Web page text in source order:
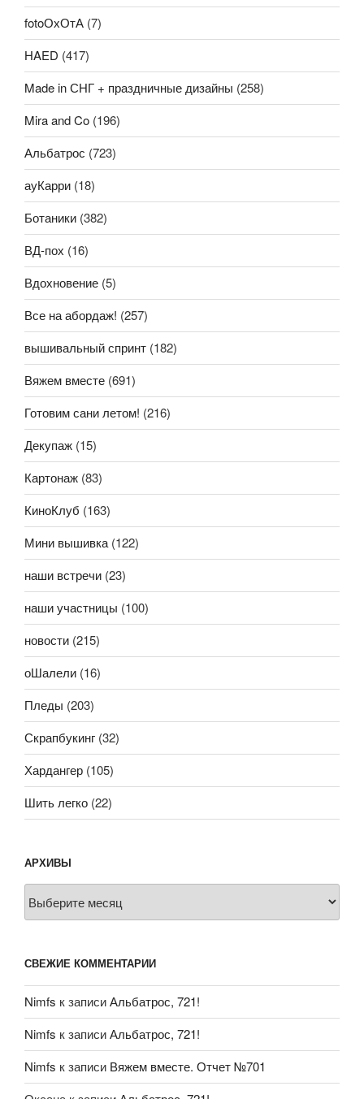
fotoОхОтА (7)
HAED (417)
Made in СНГ + праздничные дизайны (258)
Mira and Co (196)
Альбатрос (723)
ауКарри (18)
Ботаники (382)
ВД-пох (16)
Вдохновение (5)
Все на абордаж! (257)
вышивальный спринт (182)
Вяжем вместе (691)
Готовим сани летом! (216)
Декупаж (15)
Картонаж (83)
КиноКлуб (163)
Мини вышивка (122)
наши встречи (23)
наши участницы (100)
новости (215)
оШалели (16)
Пледы (203)
Скрапбукинг (32)
Хардангер (105)
Шить легко (22)
АРХИВЫ
СВЕЖИЕ КОММЕНТАРИИ
Nimfs к записиАльбатрос, 721!
Nimfs к записиАльбатрос, 721!
Nimfs к записи Вяжем вместе. Отчет №701